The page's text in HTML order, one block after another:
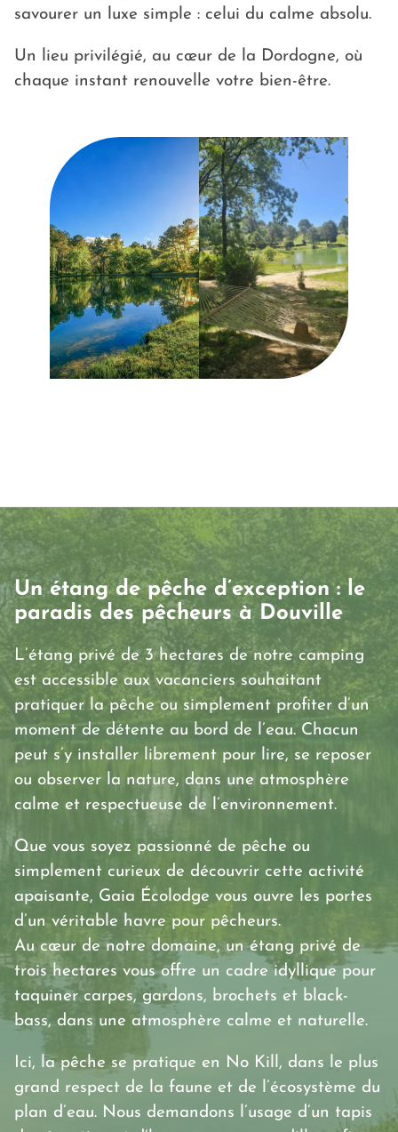
savourer un luxe simple : celui du calme absolu.
Un lieu privilégié, au cœur de la Dordogne, où
chaque instant renouvelle votre bien-être.
Un étang de pêche d’exception : le
paradis des pêcheurs à Douville
L’étang privé de 3 hectares de notre camping
est accessible aux vacanciers souhaitant
pratiquer la pêche ou simplement profiter d’un
moment de détente au bord de l’eau. Chacun
peut s’y installer librement pour lire, se reposer
ou observer la nature, dans une atmosphère
calme et respectueuse de l’environnement.
Que vous soyez passionné de pêche ou
simplement curieux de découvrir cette activité
apaisante, Gaia Écolodge vous ouvre les portes
d’un véritable havre pour pêcheurs.
Au cœur de notre domaine, un étang privé de
trois hectares vous offre un cadre idyllique pour
taquiner carpes, gardons, brochets et black-
bass, dans une atmosphère calme et naturelle.
Ici, la pêche se pratique en No Kill, dans le plus
grand respect de la faune et de l’écosystème du
plan d’eau. Nous demandons l’usage d’un tapis